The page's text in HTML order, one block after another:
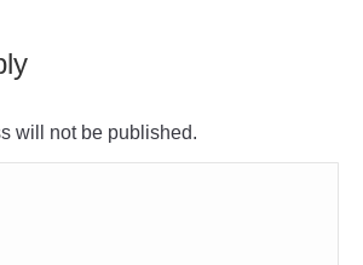
will not be published.